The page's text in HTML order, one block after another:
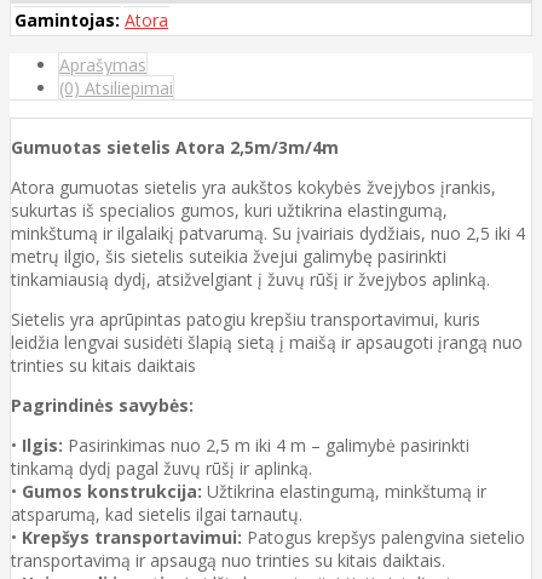
Gamintojas: Atora
Aprašymas
(0) Atsiliepimai
Gumuotas sietelis Atora 2,5m/3m/4m
Atora gumuotas sietelis yra aukštos kokybės žvejybos įrankis,
sukurtas iš specialios gumos, kuri užtikrina elastingumą,
minkštumą ir ilgalaikį patvarumą. Su įvairiais dydžiais, nuo 2,5 iki 4
metrų ilgio, šis sietelis suteikia žvejui galimybę pasirinkti
tinkamiausią dydį, atsižvelgiant į žuvų rūšį ir žvejybos aplinką.
Sietelis yra aprūpintas patogiu krepšiu transportavimui, kuris
leidžia lengvai susidėti šlapią sietą į maišą ir apsaugoti įrangą nuo
trinties su kitais daiktais
Pagrindinės savybės:
• Ilgis: Pasirinkimas nuo 2,5 m iki 4 m – galimybė pasirinkti
tinkamą dydį pagal žuvų rūšį ir aplinką.
• Gumos konstrukcija: Užtikrina elastingumą, minkštumą ir
atsparumą, kad sietelis ilgai tarnautų.
• Krepšys transportavimui: Patogus krepšys palengvina sietelio
transportavimą ir apsaugą nuo trinties su kitais daiktais.